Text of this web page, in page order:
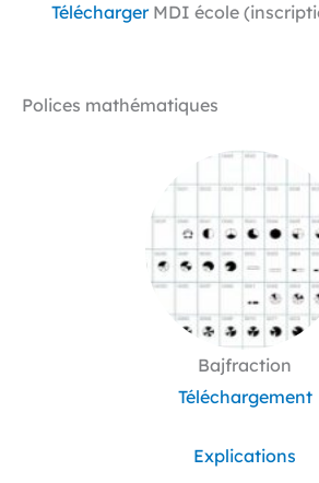
Télécharger MDI école
Polices mathématiques
Bajfraction
Téléchargement
Explications